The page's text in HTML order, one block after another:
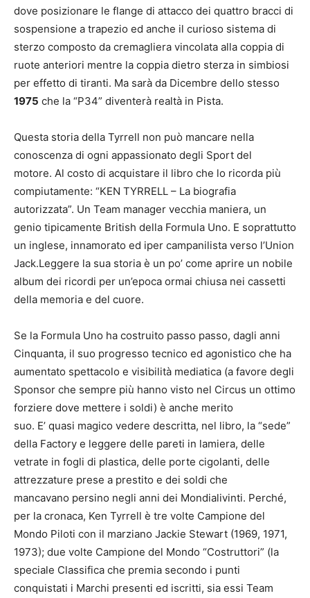
dove posizionare le flange di attacco dei quattro bracci di
sospensione a trapezio ed anche il curioso sistema di
sterzo composto da cremagliera vincolata alla coppia di
ruote anteriori mentre la coppia dietro sterza in simbiosi
per effetto di tiranti. Ma sarà da Dicembre dello stesso
1975 che la “P34” diventerà realtà in Pista.
Questa storia della Tyrrell non può mancare nella
conoscenza di ogni appassionato degli Sport del
motore. Al costo di acquistare il libro che lo ricorda più
compiutamente: “KEN TYRRELL – La biografia
autorizzata”. Un Team manager vecchia maniera, un
genio tipicamente British della Formula Uno. E soprattutto
un inglese, innamorato ed iper campanilista verso l’Union
Jack.Leggere la sua storia è un po’ come aprire un nobile
album dei ricordi per un’epoca ormai chiusa nei cassetti
della memoria e del cuore.
Se la Formula Uno ha costruito passo passo, dagli anni
Cinquanta, il suo progresso tecnico ed agonistico che ha
aumentato spettacolo e visibilità mediatica (a favore degli
Sponsor che sempre più hanno visto nel Circus un ottimo
forziere dove mettere i soldi) è anche merito
suo. E’ quasi magico vedere descritta, nel libro, la “sede”
della Factory e leggere delle pareti in lamiera, delle
vetrate in fogli di plastica, delle porte cigolanti, delle
attrezzature prese a prestito e dei soldi che
mancavano persino negli anni dei Mondialivinti. Perché,
per la cronaca, Ken Tyrrell è tre volte Campione del
Mondo Piloti con il marziano Jackie Stewart (1969, 1971,
1973); due volte Campione del Mondo “Costruttori” (la
speciale Classifica che premia secondo i punti
conquistati i Marchi presenti ed iscritti, sia essi Team